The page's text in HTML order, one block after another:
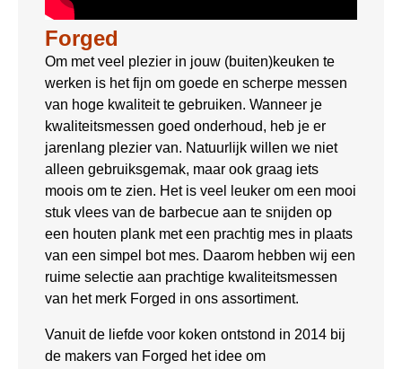
Forged
Om met veel plezier in jouw (buiten)keuken te
werken is het fijn om goede en scherpe messen
van hoge kwaliteit te gebruiken. Wanneer je
kwaliteitsmessen goed onderhoud, heb je er
jarenlang plezier van. Natuurlijk willen we niet
alleen gebruiksgemak, maar ook graag iets
moois om te zien. Het is veel leuker om een mooi
stuk vlees van de barbecue aan te snijden op
een houten plank met een prachtig mes in plaats
van een simpel bot mes. Daarom hebben wij een
ruime selectie aan prachtige kwaliteitsmessen
van het merk Forged in ons assortiment.
Vanuit de liefde voor koken ontstond in 2014 bij
de makers van Forged het idee om